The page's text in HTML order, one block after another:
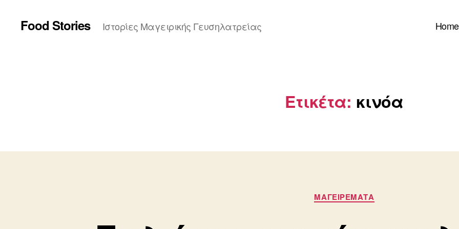
Food Stories Ιστορίες Μαγειρικής Γευσηλατρείας Home
Ετικέτα: κινόα
Κατηγορίες
ΜΑΓΕΙΡΕΜΑΤΑ